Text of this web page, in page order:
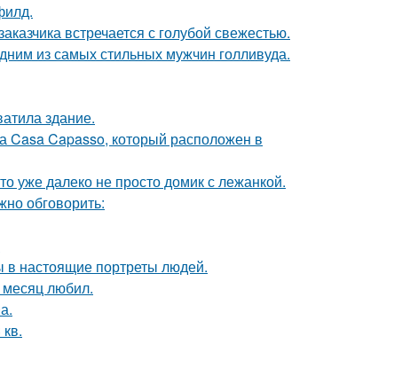
встречается с голубой свежестью.
из самых стильных мужчин голливуда.
здание.
Casa Capasso, который расположен в
уже далеко не просто домик с лежанкой.
обговорить:
настоящие портреты людей.
любил.